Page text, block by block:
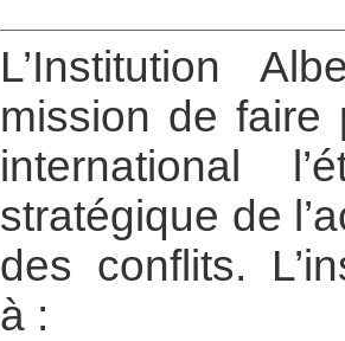
L’Institution
mission de faire
international
stratégique de
des conflits.
à :